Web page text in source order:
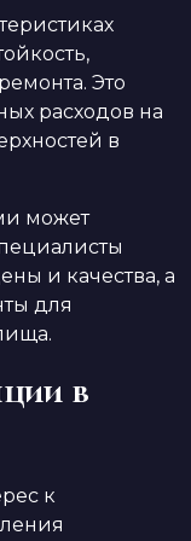
Это
расходов на
в
может
и качества, а
для
в
к